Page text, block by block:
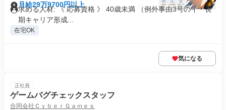
月給29万9700円以上
求める人材: 《 応募資格 》 40歳未満 （例外事由3号のイ・長
期キャリア形成...
在宅OK
気になる
正社員
ゲームバグチェックスタッフ
合同会社ＣｙｂｅｒＧａｍｅｓ